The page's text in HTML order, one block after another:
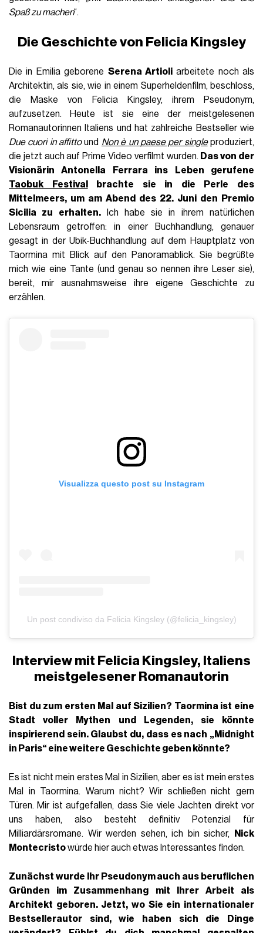
Spaß zu machen“.
Die Geschichte von Felicia Kingsley
Die in Emilia geborene Serena Artioliarbeitete noch als
Architektin, als sie, wie in einem Superheldenfilm, beschloss,
die Maske von Felicia Kingsley, ihrem Pseudonym,
aufzusetzen. Heute ist sie eine der meistgelesenen
Romanautorinnen Italiens und hat zahlreiche Bestseller wie
Due cuori in affittound Non è un paese per singleproduziert,
die jetzt auch auf Prime Video verfilmt wurden. Das von der
VisionärinAntonella Ferrara ins Leben gerufene
Taobuk Festival
brachte sie in die Perle des
Mittelmeers, um am Abend des 22. Juni den Premio
Sicilia zu erhalten.Ich habe sie in ihrem natürlichen
Lebensraum getroffen: in einer Buchhandlung, genauer
gesagt in der Ubik-Buchhandlung auf dem Hauptplatz von
Taormina mit Blick auf den Panoramablick. Sie begrüßte
mich wie eine Tante (und genau so nennen ihre Leser sie),
bereit, mir ausnahmsweise ihre eigene Geschichte zu
erzählen.
Visualizza questo post su Instagram
Un post condiviso da Felicia Kingsley (@felicia_kingsley)
Interview mit Felicia Kingsley, Italiens
meistgelesener Romanautorin
Bist du zum ersten Mal auf Sizilien? Taormina ist eine
Stadt voller Mythen und Legenden, sie könnte
inspirierend sein. Glaubst du, dass es nach „Midnight
in Paris“ eine weitere Geschichte geben könnte?
Es ist nicht mein erstes Mal in Sizilien, aber es ist mein erstes
Mal in Taormina. Warum nicht? Wir schließen nicht gern
Türen. Mir ist aufgefallen, dass Sie viele Jachten direkt vor
uns haben, also besteht definitiv Potenzial für
Milliardärsromane. Wir werden sehen, ich bin sicher,
Nick
Montecristowürde hier auch etwas Interessantes finden.
Zunächst wurde Ihr Pseudonym auch aus beruflichen
Gründen im Zusammenhang mit Ihrer Arbeit als
Architekt geboren. Jetzt, wo Sie ein internationaler
Bestsellerautor sind, wie haben sich die Dinge